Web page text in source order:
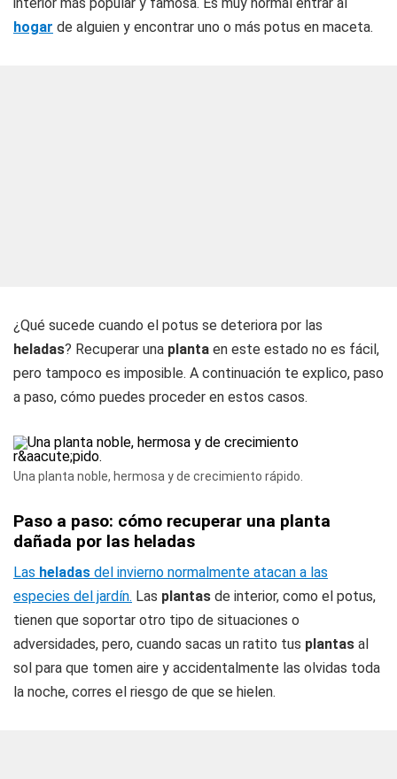
hogar de alguien y encontrar uno o más potus en maceta.
¿Qué sucede cuando el potus se deteriora por las
heladas? Recuperar una planta en este estado no es fácil,
pero tampoco es imposible. A continuación te explico, paso
a paso, cómo puedes proceder en estos casos.
Una planta noble, hermosa y de crecimiento rápido.
Paso a paso: cómo recuperar una planta
dañada por las heladas
Las heladas del invierno normalmente atacan a las
especies del jardín. Las plantas de interior, como el potus,
tienen que soportar otro tipo de situaciones o
adversidades, pero, cuando sacas un ratito tus plantas al
sol para que tomen aire y accidentalmente las olvidas toda
la noche, corres el riesgo de que se hielen.